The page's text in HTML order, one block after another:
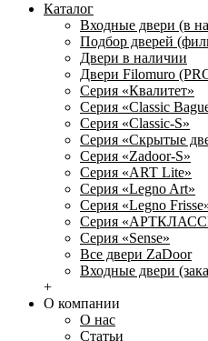
Каталог
Входные двери (в
Подбор дверей
Двери в наличии
Двери Filomuro
Серия «Квалитет»
Серия «Classic
Серия «Classic-S»
Серия «Скрытые
Серия «Zadoor-S»
Серия «ART Lite»
Серия «Legno Art»
Серия «Legno
Серия
Серия «Sense»
Все двери ZaDoor
Входные двери
+
О компании
О нас
Статьи